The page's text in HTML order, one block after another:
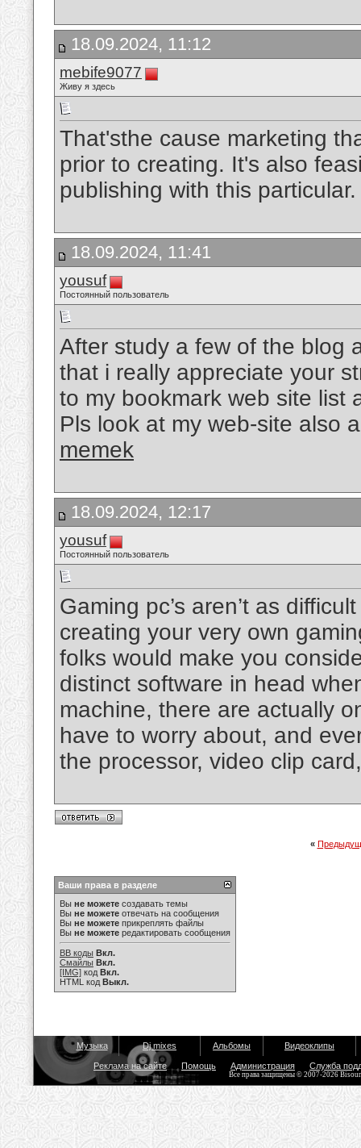
18.09.2024, 11:12
mebife9077
Живу я здесь
That'sthe cause marketing
prior to creating. It's also
publishing with this
18.09.2024, 11:41
yousuf
Постоянный пользователь
After study a few of the blog
that i really appreciate your
to my bookmark web site list
Pls look at my web-site also
memek
18.09.2024, 12:17
yousuf
Постоянный пользователь
Gaming pc’s aren’t as
creating your very own
folks would make you
distinct software in head
machine, there are actually
have to worry about, and
the processor, video clip
«
Ваши права в разделе
Вы не можете создавать темы
Вы не можете отвечать на сообщения
Вы не можете прикреплять файлы
Вы не можете редактировать сообщения
BB коды Вкл.
Смайлы Вкл.
[IMG] код Вкл.
HTML код Выкл.
Музыка Dj mixes Альбомы Видеоклипы
Реклама на сайте Помощь Администрация Служба
Все права защищены © 2007-2026